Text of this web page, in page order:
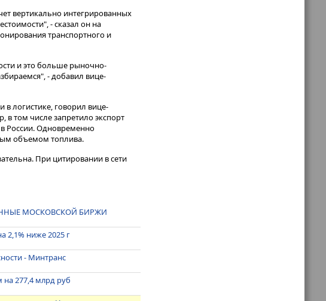
вертикально интегрированных
- сказал он на
транспортного и
и это больше рыночно-
- добавил вице-
логистике, говорил вице-
том числе запретило экспорт
России. Одновременно
объемом топлива.
При цитировании в сети
МОСКОВСКОЙ БИРЖИ
2,1% ниже 2025 г
- Минтранс
277,4 млрд руб